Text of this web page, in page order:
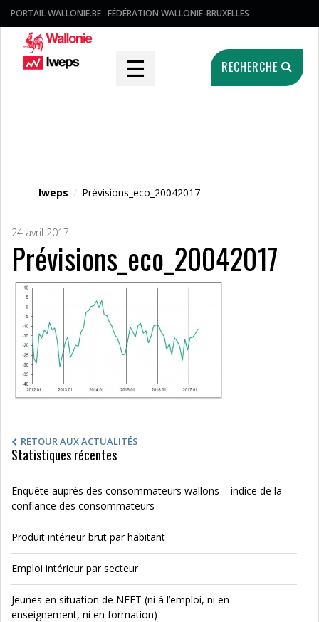
PORTAIL WALLONIE.BE FÉDÉRATION WALLONIE-BRUXELLES
☰ RECHERCHE
Iweps / Prévisions_eco_20042017
24 avril 2017
Prévisions_eco_20042017
RETOUR AUX ACTUALITÉS
Statistiques récentes
Enquête auprès des consommateurs wallons – indice de la
confiance des consommateurs
Produit intérieur brut par habitant
Emploi intérieur par secteur
Jeunes en situation de NEET (ni à l’emploi, ni en
enseignement, ni en formation)